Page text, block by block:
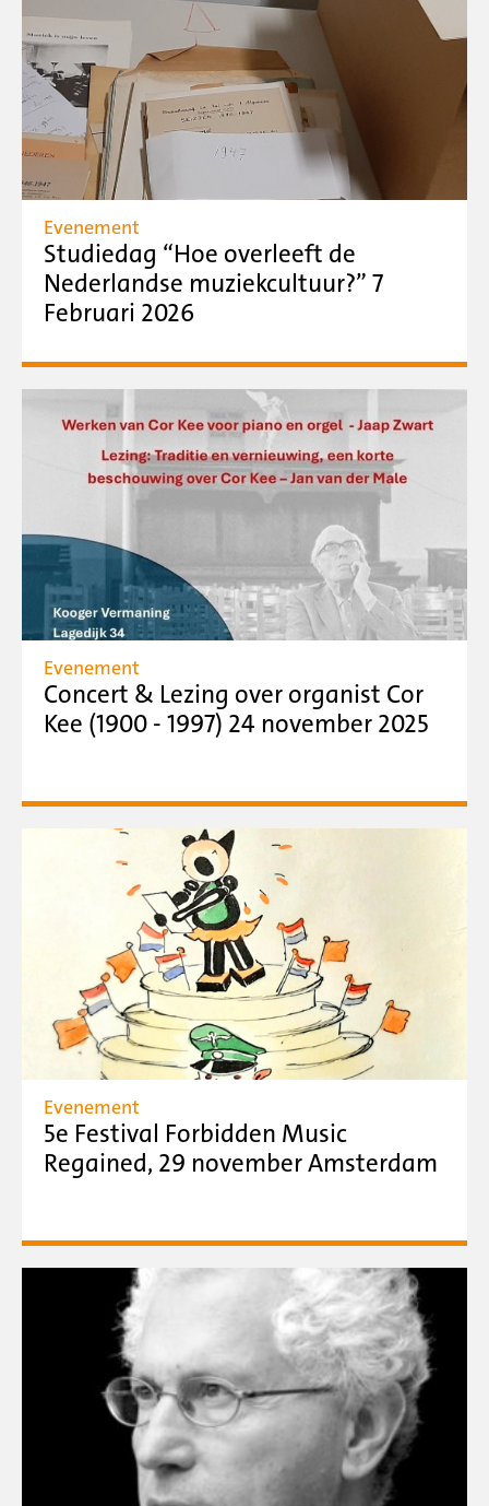
Evenement
Studiedag “Hoe overleeft de
Nederlandse muziekcultuur?” 7
Februari 2026
Evenement
Concert & Lezing over organist Cor
Kee (1900 - 1997) 24 november 2025
Evenement
5e Festival Forbidden Music
Regained, 29 november Amsterdam